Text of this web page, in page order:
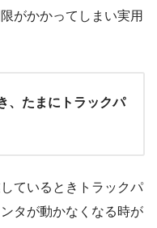
がかかってしまい実用
、たまにトラックパ
ているときトラックパ
タが動かなくなる時が